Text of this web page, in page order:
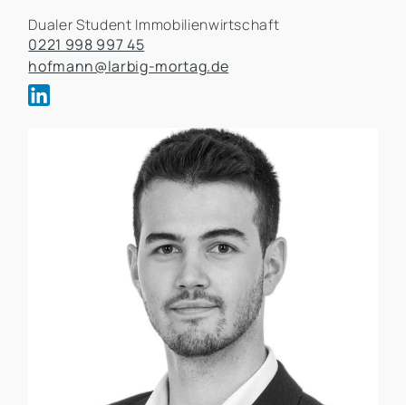
Dualer Student Immobilienwirtschaft
0221 998 997 45
hofmann@larbig-mortag.de